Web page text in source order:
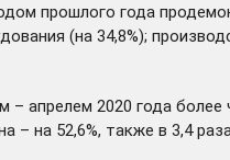
прошлого года
(на 34,8%);
апрелем 2020 года
– на 52,6%, также в 3,4